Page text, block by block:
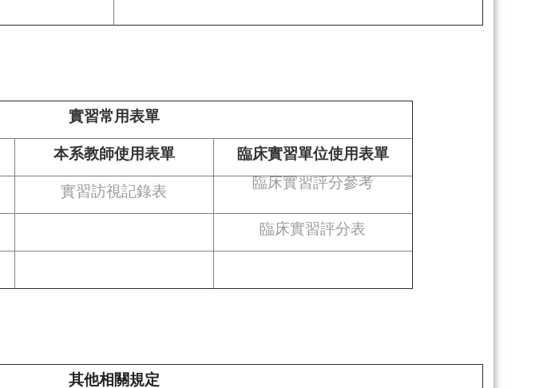
實習常用表單
本系教師使用表單 臨床實習單位使用表單
實習訪視記錄表
臨床實習評分參考
臨床實習評分表
其他相關規定